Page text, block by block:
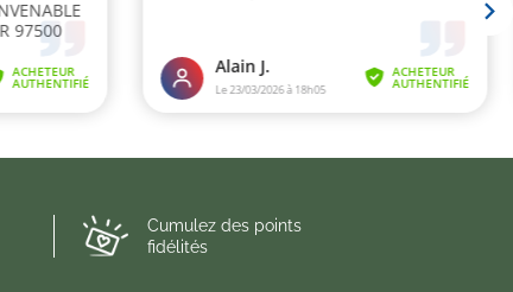
Cumulez des points
fidélités